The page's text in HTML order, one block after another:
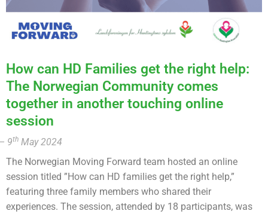
How can HD Families get the right help:
The Norwegian Community comes
together in another touching online
session
9th May 2024
The Norwegian Moving Forward team hosted an online
session titled ”How can HD families get the right help,”
featuring three family members who shared their
experiences. The session, attended by 18 participants, was